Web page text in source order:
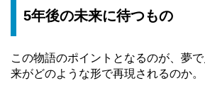
5年後の未来に待つもの
この物語のポイントとなるのが、夢
来がどのような形で再現されるのか。